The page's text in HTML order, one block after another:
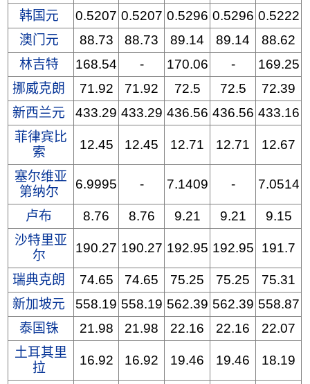
韩国元
0.5207 0.5207 0.5296 0.5296 0.5222
澳门元
88.73 88.73 89.14 89.14
88.62
林吉特
168.54 - 170.06 -
169.25
挪威克朗
71.92 71.92 72.5 72.5
72.39
新西兰元
433.29 433.29 436.56 436.56 433.16
菲律宾比
索
12.45 12.45 12.71 12.71 12.67
塞尔维亚
第纳尔
6.9995 - 7.1409 - 7.0514
卢布 8.76 8.76 9.21 9.21
9.15
沙特里亚
尔
190.27 190.27 192.95 192.95 191.7
瑞典克朗 74.65 74.65 75.25 75.25
75.31
新加坡元
558.19 558.19 562.39 562.39 558.87
泰国铢
21.98 21.98 22.16 22.16
22.07
土耳其里
拉
16.92 16.92 19.46 19.46 18.19